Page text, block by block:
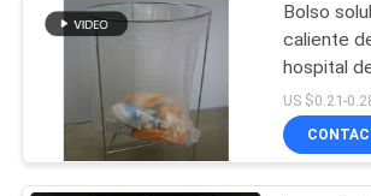
PRODUCTOS
SOBRE
NOSOTROS
Bolso
caliente
hospital
840M M